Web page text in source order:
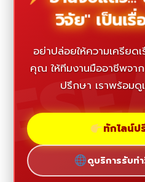
วิจัย" เป็นเ
อย่าปล่อยให้ความเครียด
คุณ ให้ทีมงานมืออาชีพจาก
ปรึกษา เราพร้อม
ทักไลน์ป
ดูบริการรับท